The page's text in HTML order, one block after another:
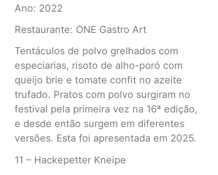
Ano: 2022
Restaurante: ONE Gastro Art
Tentáculos de polvo grelhados com
especiarias, risoto de alho-poró com
queijo brie e tomate confit no azeite
trufado. Pratos com polvo surgiram no
festival pela primeira vez na 16ª edição,
e desde então surgem em diferentes
versões. Esta foi apresentada em 2025.
11 – Hackepetter Kneipe